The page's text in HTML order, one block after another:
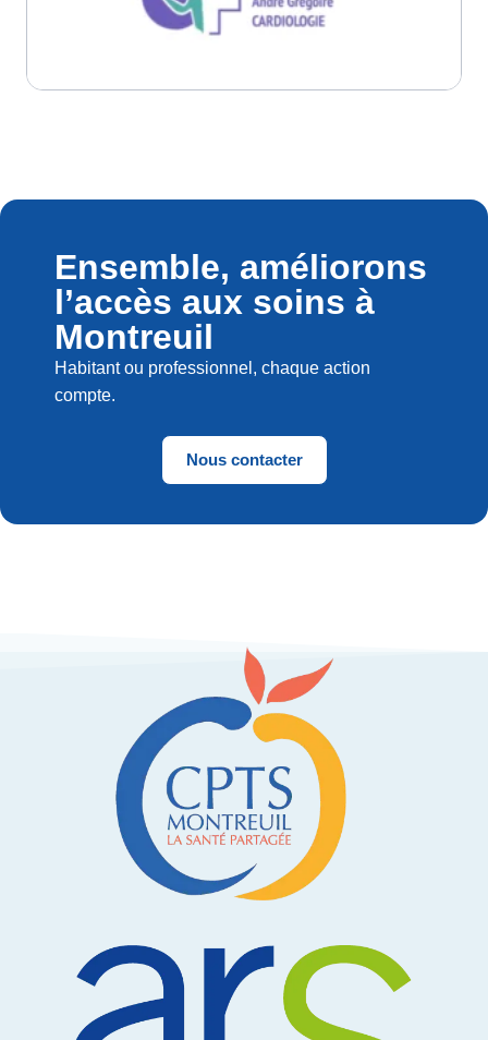
Ensemble, améliorons
l’accès aux soins à
Montreuil
Habitant ou professionnel, chaque action
compte.
Nous contacter